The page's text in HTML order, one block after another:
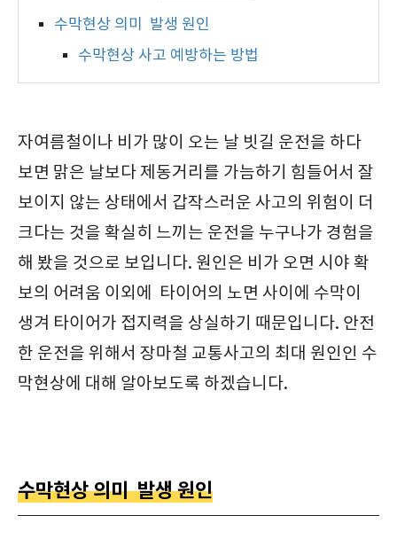
수막현상 의미 발생 원인
수막현상 사고 예방하는 방법
자여름철이나 비가 많이 오는 날 빗길 운전을 하다
보면 맑은 날보다 제동거리를 가늠하기 힘들어서 잘
보이지 않는 상태에서 갑작스러운 사고의 위험이 더
크다는 것을 확실히 느끼는 운전을 누구나가 경험을
해 봤을 것으로 보입니다. 원인은 비가 오면 시야 확
보의 어려움 이외에 타이어의 노면 사이에 수막이
생겨 타이어가 접지력을 상실하기 때문입니다. 안전
한 운전을 위해서 장마철 교통사고의 최대 원인인 수
막현상에 대해 알아보도록 하겠습니다.
수막현상 의미 발생 원인